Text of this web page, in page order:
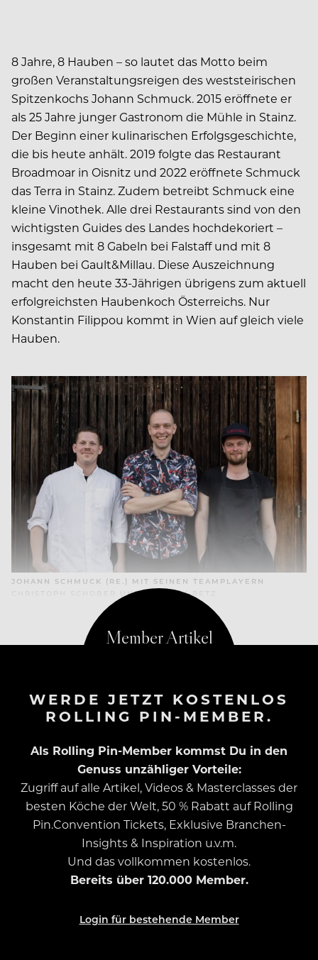
8 Jahre, 8 Hauben – so lautet das Motto beim
großen Veranstaltungsreigen des weststeirischen
Spitzenkochs Johann Schmuck. 2015 eröffnete er
als 25 Jahre junger Gastronom die Mühle in Stainz.
Der Beginn einer kulinarischen Erfolgsgeschichte,
die bis heute anhält. 2019 folgte das Restaurant
Broadmoar in Oisnitz und 2022 eröffnete Schmuck
das Terra in Stainz. Zudem betreibt Schmuck eine
kleine Vinothek. Alle drei Restaurants sind von den
wichtigsten Guides des Landes hochdekoriert –
insgesamt mit 8 Gabeln bei Falstaff und mit 8
Hauben bei Gault&Millau. Diese Auszeichnung
macht den heute 33-Jährigen übrigens zum aktuell
erfolgreichsten Haubenkoch Österreichs. Nur
Konstantin Filippou kommt in Wien auf gleich viele
Hauben.
JOHANN SCHMUCK (RE.) MIT SEINEN TEAMPLAYERN
CHRISTOPH SCHOBER UND JOACHIM RETZ
WERDE JETZT KOSTENLOS
ROLLING PIN-MEMBER.
Als Rolling Pin-Member kommst Du in den
Genuss unzähliger Vorteile:
Zugriff auf alle Artikel, Videos & Masterclasses der
besten Köche der Welt, 50 % Rabatt auf Rolling
Pin.Convention Tickets, Exklusive Branchen-
Insights & Inspiration u.v.m.
Und das vollkommen kostenlos.
Bereits über 120.000 Member.
Login für bestehende Member